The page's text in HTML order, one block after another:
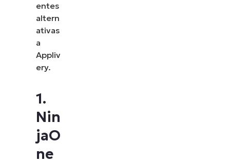
entes
altern
ativas
a
Appliv
ery.
1.
Nin
jaO
ne